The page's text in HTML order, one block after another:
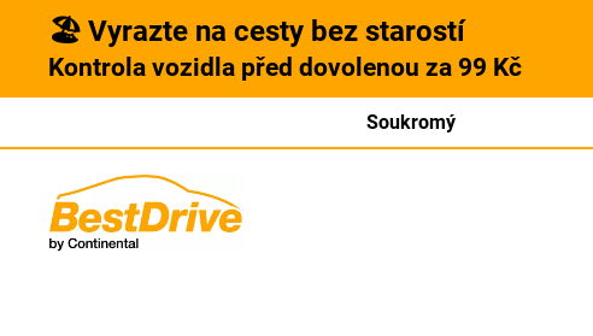
🏖️ Vyrazte na cesty bez starostí
Kontrola vozidla před dovolenou za 99 Kč
Soukromý